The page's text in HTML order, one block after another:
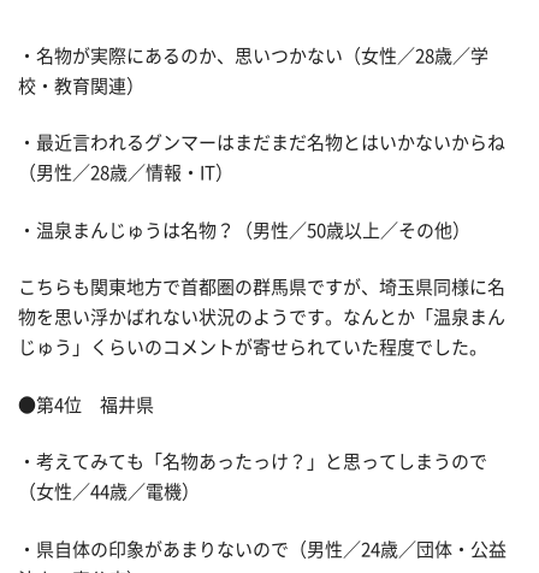
・名物が実際にあるのか、思いつかない（女性／28歳／学
校・教育関連）
・最近言われるグンマーはまだまだ名物とはいかないからね
（男性／28歳／情報・IT）
・温泉まんじゅうは名物？（男性／50歳以上／その他）
こちらも関東地方で首都圏の群馬県ですが、埼玉県同様に名
物を思い浮かばれない状況のようです。なんとか「温泉まん
じゅう」くらいのコメントが寄せられていた程度でした。
●第4位 福井県
・考えてみても「名物あったっけ？」と思ってしまうので
（女性／44歳／電機）
・県自体の印象があまりないので（男性／24歳／団体・公益